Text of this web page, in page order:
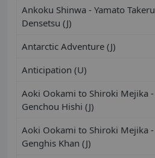
Ankoku Shinwa - Yamato Takeru
Densetsu (J)
Antarctic Adventure (J)
Anticipation (U)
Aoki Ookami to Shiroki Mejika -
Genchou Hishi (J)
Aoki Ookami to Shiroki Mejika -
Genghis Khan (J)